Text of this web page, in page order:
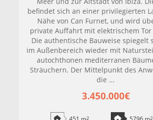
befindet sich an einer privilegierten
Nähe von Can Furnet, und wird
private Auffahrt mit elektrischem
Die authentische Bauweise spiegelt
im Außenbereich wieder mit
autochthonen mediterranen
Sträuchern. Der Mittelpunkt des
die ...
3.450.000€
2 2